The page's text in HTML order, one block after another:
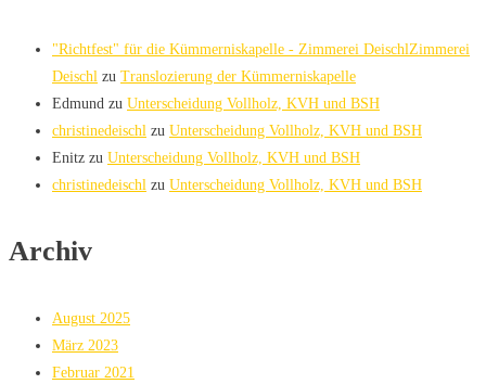
"Richtfest" für die Kümmerniskapelle - Zimmerei DeischlZimmerei
Deischl zu Translozierung der Kümmerniskapelle
Edmund zu Unterscheidung Vollholz, KVH und BSH
christinedeischl zu Unterscheidung Vollholz, KVH und BSH
Enitz zu Unterscheidung Vollholz, KVH und BSH
christinedeischl zu Unterscheidung Vollholz, KVH und BSH
Archiv
August 2025
März 2023
Februar 2021